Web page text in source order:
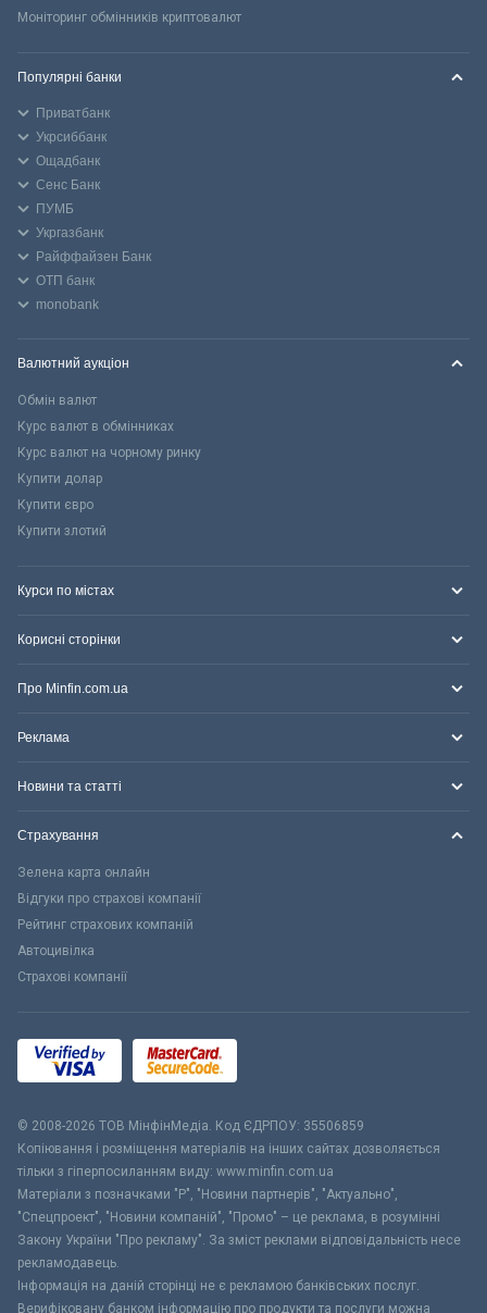
Моніторинг обмінників криптовалют
Популярні банки
Приватбанк
Укрсиббанк
Ощадбанк
Сенс Банк
ПУМБ
Укргазбанк
Райффайзен Банк
ОТП банк
monobank
Валютний аукціон
Обмін валют
Курс валют в обмінниках
Курс валют на чорному ринку
Купити долар
Купити євро
Купити злотий
Курси по містах
Корисні сторінки
Про Minfin.com.ua
Реклама
Новини та статті
Страхування
Зелена карта онлайн
Відгуки про страхові компанії
Рейтинг страхових компаній
Автоцивілка
Страхові компанії
© 2008-2026 ТОВ МiнфiнМедiа. Код ЄДРПОУ: 35506859
Копіювання і розміщення матеріалів на інших сайтах дозволяється
тільки з гіперпосиланням виду: www.minfin.com.ua
Матеріали з позначками "Р", "Новини партнерів", "Актуально",
"Спецпроект", "Новини компаній", "Промо" – це реклама, в розумінні
Закону України "Про рекламу". За зміст реклами відповідальність несе
рекламодавець.
Інформація на даній сторінці не є рекламою банківських послуг.
Верифіковану банком інформацію про продукти та послуги можна